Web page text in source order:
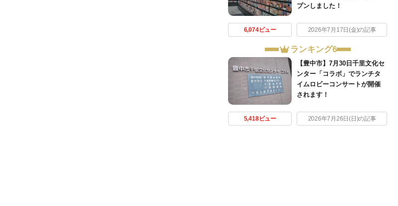
プンしました！
6,074ビュー 2026年7月17日(金)の記事
ランキング6
【豊中市】7月30日千里文化セ
ンター「コラボ」でランチタ
イムロビーコンサートが開催
されます！
5,418ビュー 2026年7月26日(日)の記事